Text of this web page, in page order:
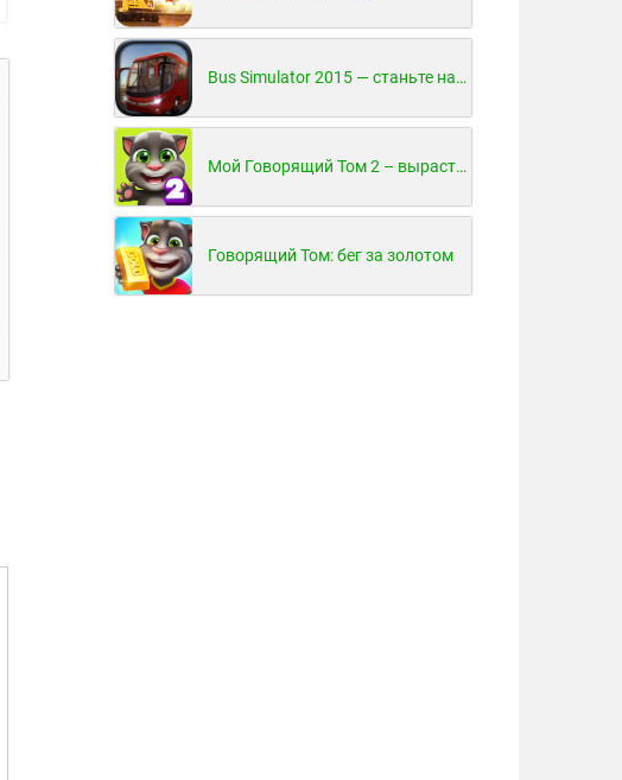
Bus Simulator 2015 — станьте настоящим водителем автобуса!
Мой Говорящий Том 2 – вырасти и воспитай своего котенка
Говорящий Том: бег за золотом